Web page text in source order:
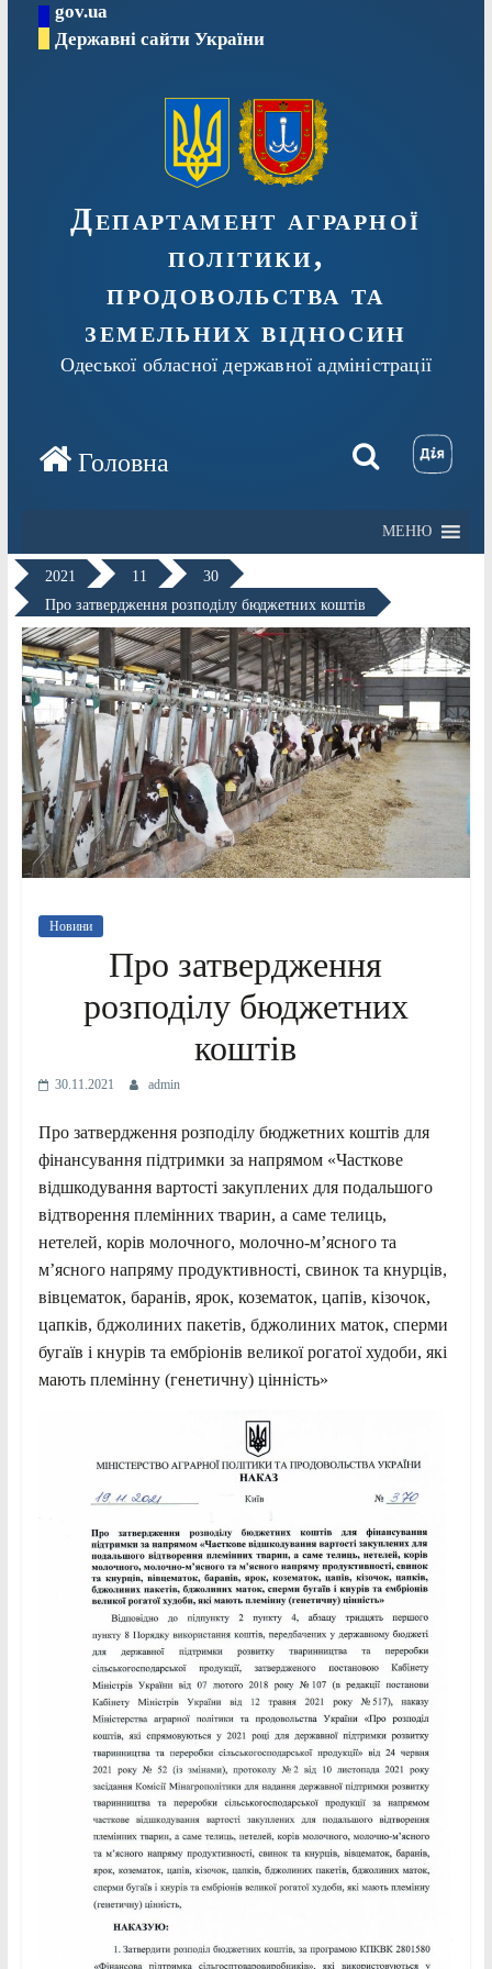
Перейтиgov.ua
Державні сайти України
Департамент аграрної
політики,
продовольства та
земельних відносин
Одеської обласної державної адміністрації
МЕНЮ
2021 11
30
Про затвердження розподілу бюджетних коштів
Новини
Про затвердження
розподілу бюджетних
коштів
30.11.2021 admin
Про затвердження розподілу бюджетних коштів для
фінансування підтримки за напрямом «Часткове
відшкодування вартості закуплених для подальшого
відтворення племінних тварин, а саме телиць,
нетелей, корів молочного, молочно-м’ясного та
м’ясного напряму продуктивності, свинок та кнурців,
вівцематок, баранів, ярок, козематок, цапів, кізочок,
цапків, бджолиних пакетів, бджолиних маток, сперми
бугаїв і кнурів та ембріонів великої рогатої худоби, які
мають племінну (генетичну) цінність»